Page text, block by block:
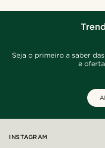
Seja o primeiro a saber
e
INSTAGRAM